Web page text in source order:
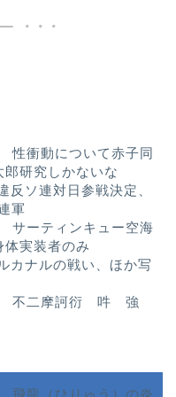
性衝動について赤子同
郎研究しかないな
ソ連対日参戦決定、
軍
サーティンキュー空海
実装者のみ
ナルの戦い、ほか写
不二摩訶衍 吽 強